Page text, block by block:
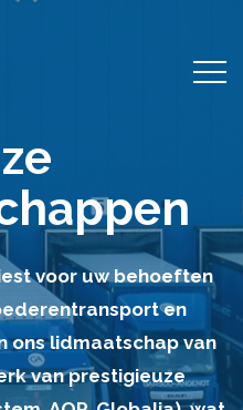
voor uw behoeften
en
ons lidmaatschap van
van prestigieuze